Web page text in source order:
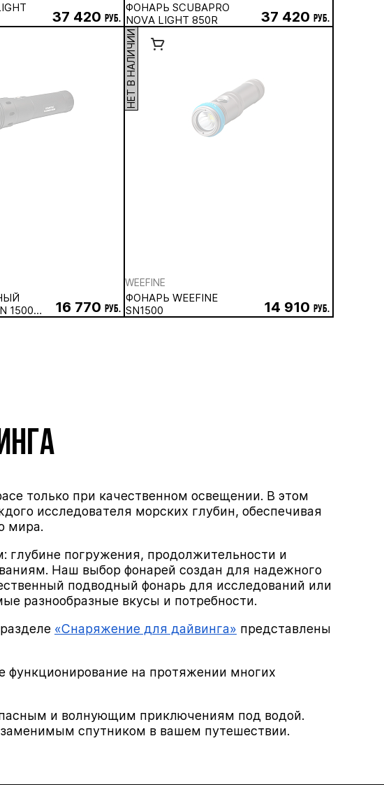
37 420 руб.
ФОНАРЬ SCUBAPRO
NOVA LIGHT 850R
37 420 руб.
1500
16 770 руб.
НЕТ В НАЛИЧИИ
WEEFINE
ФОНАРЬ WEEFINE
SN1500
14 910 руб.
только при качественном освещении. В этом
исследователя морских глубин, обеспечивая
мира.
погружения, продолжительности и
Наш выбор фонарей создан для надежного
подводный фонарь для исследований или
разнообразные вкусы и потребности.
«Снаряжение для дайвинга» представлены
функционирование на протяжении многих
и волнующим приключениям под водой.
спутником в вашем путешествии.